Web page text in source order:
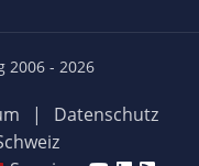
2006 - 2026
|
Datenschutz